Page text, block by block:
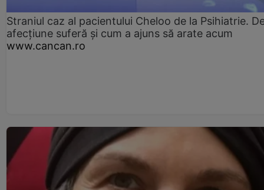
Straniul caz al pacientului Cheloo de la Psihiatrie.
afecțiune suferă și cum a ajuns să arate acum
www.cancan.ro